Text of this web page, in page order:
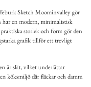
Sketch Moominvalley gör
har en modern, minimalistisk
storlek och form gör den
grafik tillför ett trevligt
är slät, vilket underlättar
köksmiljö där fläckar och damm